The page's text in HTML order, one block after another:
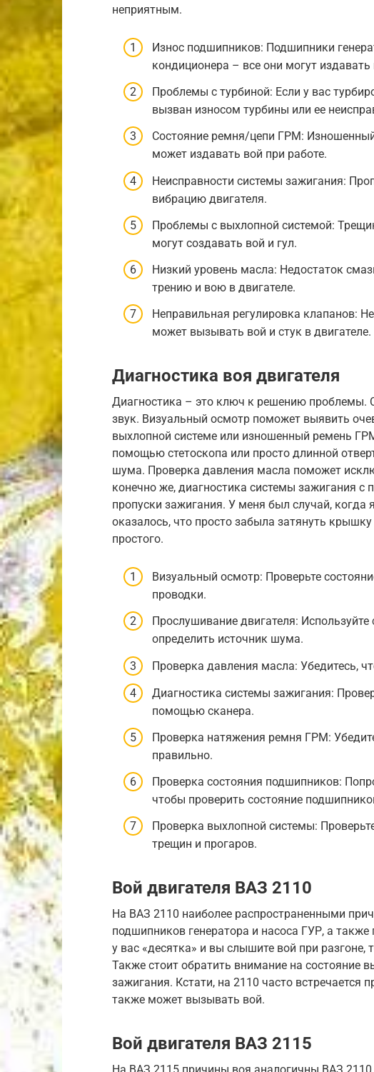
неприятным.
Износ подшипников: Подшипники
кондиционера – все они могут издавать
Проблемы с турбиной: Если у вас
вызван износом турбины или ее
Состояние ремня/цепи ГРМ:
может издавать вой при работе.
Неисправности системы зажигания:
вибрацию двигателя.
Проблемы с выхлопной системой:
могут создавать вой и гул.
Низкий уровень масла: Недостаток
трению и вою в двигателе.
Неправильная регулировка клапанов:
может вызывать вой и стук в двигателе.
Диагностика воя двигателя
Диагностика – это ключ к решению проблемы.
звук. Визуальный осмотр поможет выявить
выхлопной системе или изношенный ремень
помощью стетоскопа или просто длинной
шума. Проверка давления масла поможет
конечно же, диагностика системы зажигания
пропуски зажигания. У меня был случай, когда
оказалось, что просто забыла затянуть
простого.
Визуальный осмотр: Проверьте
проводки.
Прослушивание двигателя: Используйте
определить источник шума.
Проверка давления масла: Убедитесь,
Диагностика системы зажигания:
помощью сканера.
Проверка натяжения ремня ГРМ:
правильно.
Проверка состояния подшипников:
чтобы проверить состояние
Проверка выхлопной системы:
трещин и прогаров.
Вой двигателя ВАЗ 2110
На ВАЗ 2110 наиболее распространенными
подшипников генератора и насоса ГУР, а
у вас «десятка» и вы слышите вой при разгоне,
Также стоит обратить внимание на состояние
зажигания. Кстати, на 2110 часто
также может вызывать вой.
Вой двигателя ВАЗ 2115